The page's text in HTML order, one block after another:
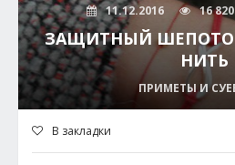
11.12.2016 16 820
ЗАЩИТНЫЙ
НИТЬ
ПРИМЕТЫ И
В закладки